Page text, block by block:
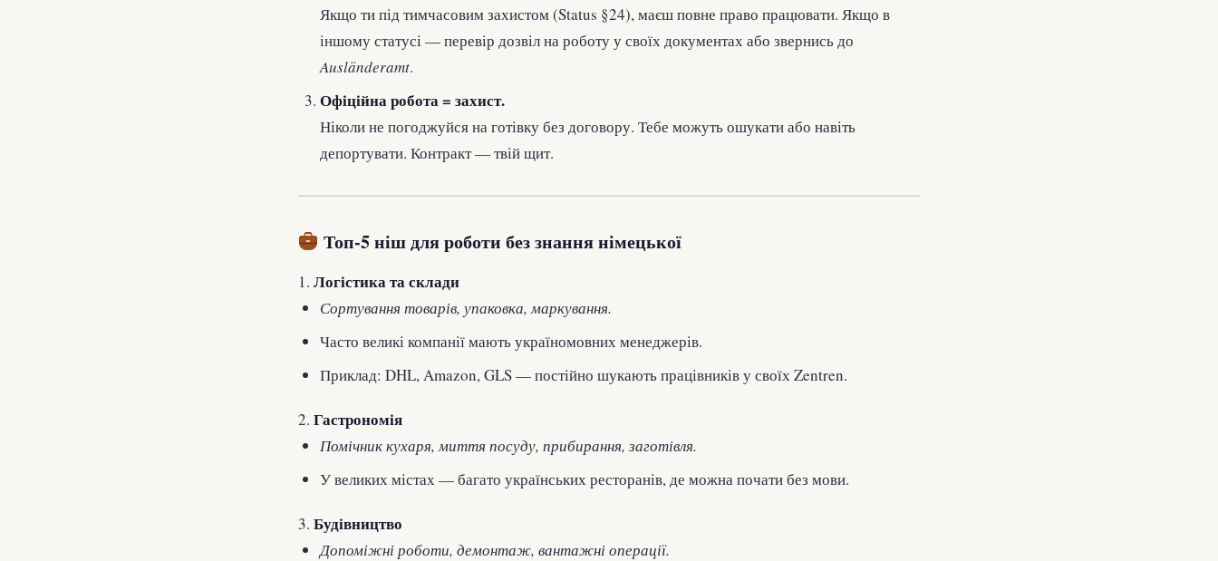
Якщо ти під тимчасовим захистом (Status §24), маєш повне право працювати. Якщо в
іншому статусі — перевір дозвіл на роботу у своїх документах або звернись до
Ausländeramt.
Офіційна робота = захист.
Ніколи не погоджуйся на готівку без договору. Тебе можуть ошукати або навіть
депортувати. Контракт — твій щит.
Топ-5 ніш для роботи без знання німецької
1. Логістика та склади
Сортування товарів, упаковка, маркування.
Часто великі компанії мають україномовних менеджерів.
Приклад: DHL, Amazon, GLS — постійно шукають працівників у своїх Zentren.
2. Гастрономія
Помічник кухаря, миття посуду, прибирання, заготівля.
У великих містах — багато українських ресторанів, де можна почати без мови.
3. Будівництво
Допоміжні роботи, демонтаж, вантажні операції.